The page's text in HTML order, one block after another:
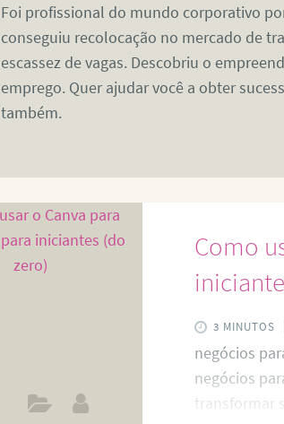
Foi profissional do mundo corporativo
conseguiu recolocação no mercado de
escassez de vagas. Descobriu o
emprego. Quer ajudar você a obter
também.
Como
3 MINUTOS
negócios
negócios
transformar